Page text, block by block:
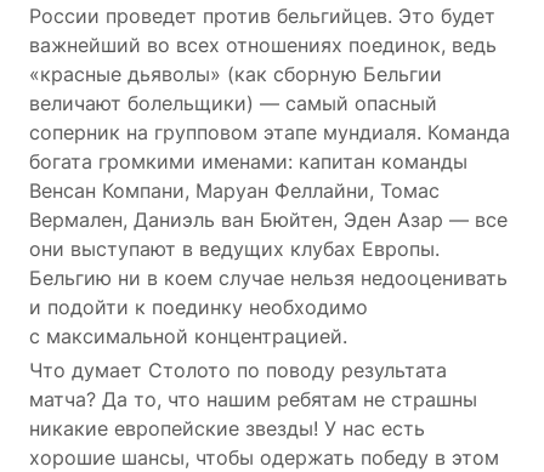
России проведет против бельгийцев. Это будет
важнейший во всех отношениях поединок, ведь
«красные дьяволы» (как сборную Бельгии
величают болельщики) — самый опасный
соперник на групповом этапе мундиаля. Команда
богата громкими именами: капитан команды
Венсан Компани, Маруан Феллайни, Томас
Вермален, Даниэль ван Бюйтен, Эден Азар — все
они выступают в ведущих клубах Европы.
Бельгию ни в коем случае нельзя недооценивать
и подойти к поединку необходимо
с максимальной концентрацией.
Что думает Столото по поводу результата
матча? Да то, что нашим ребятам не страшны
никакие европейские звезды! У нас есть
хорошие шансы, чтобы одержать победу в этом